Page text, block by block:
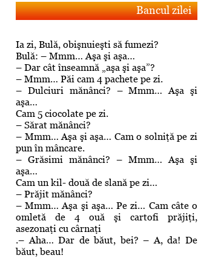
Bancul zilei
Ia zi, Bulă, obişnuieşti să fumezi?
Bulă: – Mmm… Aşa şi aşa…
– Dar cât înseamnă „aşa şi aşa”?
– Mmm… Păi cam 4 pachete pe zi.
– Dulciuri mănânci? – Mmm… Aşa şi
aşa…
Cam 5 ciocolate pe zi.
– Sărat mănânci?
– Mmm… Aşa şi aşa… Cam o solniţă pe zi
pun în mâncare.
– Grăsimi mănânci? – Mmm… Aşa şi
aşa…
Cam un kil- două de slană pe zi…
– Prăjit mănânci?
– Mmm… Aşa şi aşa… Pe zi… Cam câte o
omletă de 4 ouă şi cartofi prăjiţi,
asezonaţi cu cârnaţi
.– Aha… Dar de băut, bei? – A, da! De
băut, beau!